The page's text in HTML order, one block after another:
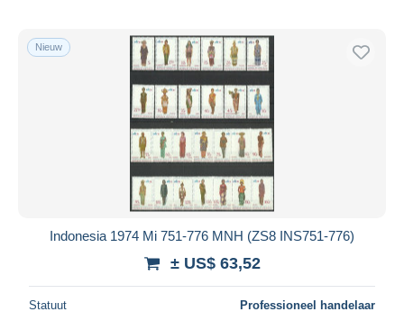
Nieuw
Indonesia 1974 Mi 751-776 MNH (ZS8 INS751-776)
± US$ 63,52
Statuut Professioneel handelaar